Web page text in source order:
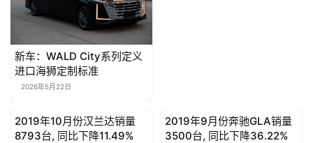
新车：WALD City系列定义
进口海狮定制标准
2026年5月22日
母婴亲子
2019年10月份汉兰达销量
8793台, 同比下降11.49%
母婴亲子
2019年9月份奔驰GLA销量
3500台, 同比下降36.22%